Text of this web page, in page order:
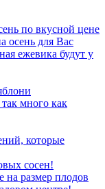
по вкусной цене
осень для Вас
ежевика будут у
много как
которые
сосен!
на размер плодов